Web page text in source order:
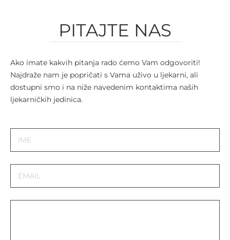
PITAJTE NAS
Ako imate kakvih pitanja rado ćemo Vam odgovoriti!
Najdraže nam je popričati s Vama uživo u ljekarni, ali
dostupni smo i na niže navedenim kontaktima naših
ljekarničkih jedinica.